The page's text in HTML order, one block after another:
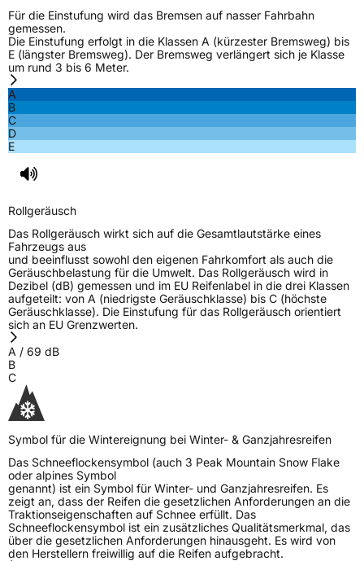
Für die Einstufung wird das Bremsen auf nasser Fahrbahn
gemessen.
Die Einstufung erfolgt in die Klassen A (kürzester Bremsweg) bis
E (längster Bremsweg). Der Bremsweg verlängert sich je Klasse
um rund 3 bis 6 Meter.
A
B
C
D
E
Rollgeräusch
Das Rollgeräusch wirkt sich auf die Gesamtlautstärke eines
Fahrzeugs aus
und beeinflusst sowohl den eigenen Fahrkomfort als auch die
Geräuschbelastung für die Umwelt. Das Rollgeräusch wird in
Dezibel (dB) gemessen und im EU Reifenlabel in die drei Klassen
aufgeteilt: von A (niedrigste Geräuschklasse) bis C (höchste
Geräuschklasse). Die Einstufung für das Rollgeräusch orientiert
sich an EU Grenzwerten.
A / 69 dB
B
C
Symbol für die Wintereignung bei Winter- & Ganzjahresreifen
Das Schneeflockensymbol (auch 3 Peak Mountain Snow Flake
oder alpines Symbol
genannt) ist ein Symbol für Winter- und Ganzjahresreifen. Es
zeigt an, dass der Reifen die gesetzlichen Anforderungen an die
Traktionseigenschaften auf Schnee erfüllt. Das
Schneeflockensymbol ist ein zusätzliches Qualitätsmerkmal, das
über die gesetzlichen Anforderungen hinausgeht. Es wird von
den Herstellern freiwillig auf die Reifen aufgebracht.